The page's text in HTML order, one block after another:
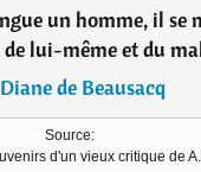
un homme, il se
de lui-même et du
Diane de Beausacq
Source:
d'un vieux critique de